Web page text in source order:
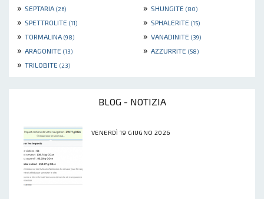
» SEPTARIA (26) » SHUNGITE (80)
» SPETTROLITE (11) » SPHALERITE (15)
» TORMALINA (98) » VANADINITE (39)
» ARAGONITE (13) » AZZURRITE (58)
» TRILOBITE (23)
BLOG - NOTIZIA
VENERDÌ 19 GIUGNO 2026